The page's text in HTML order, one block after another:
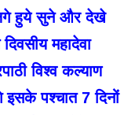
लगे हुये सुने और देखे
महादेवा
विश्व कल्याण
इसके पश्चात 7 दिनों